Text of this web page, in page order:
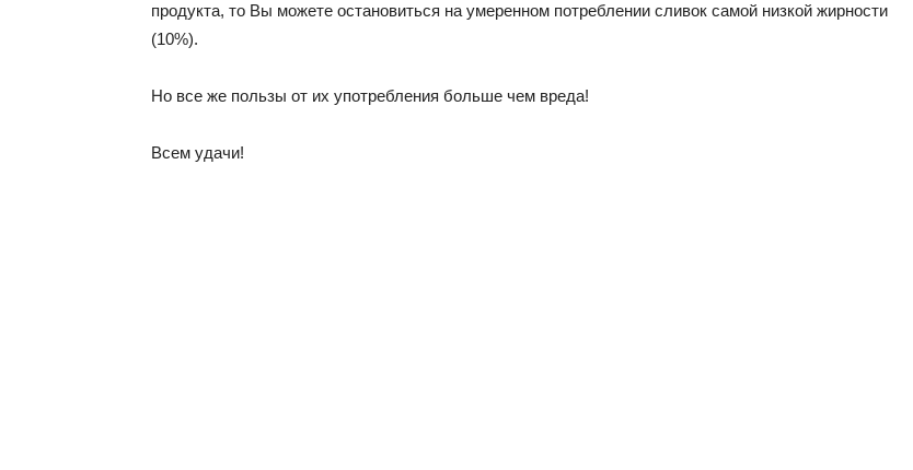
продукта, то Вы можете остановиться на умеренном потреблении сливок самой низкой жирности
(10%).
Но все же пользы от их употребления больше чем вреда!
Всем удачи!